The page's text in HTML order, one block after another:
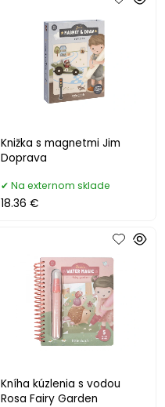
Knižka s magnetmi Jim
Doprava
Na externom sklade
18.36 €
Kníha kúzlenia s vodou
Rosa Fairy Garden